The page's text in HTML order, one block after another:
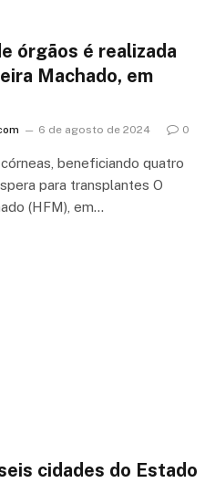
órgãos é realizada
Machado, em
6 de agosto de 2024 0
beneficiando quatro
para transplantes O
(HFM), em…
cidades do Estado